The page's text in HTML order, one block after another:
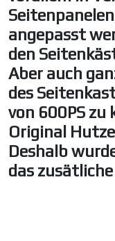
angepasst
den
Aber auch
des
von 600PS zu
Original
Deshalb
das